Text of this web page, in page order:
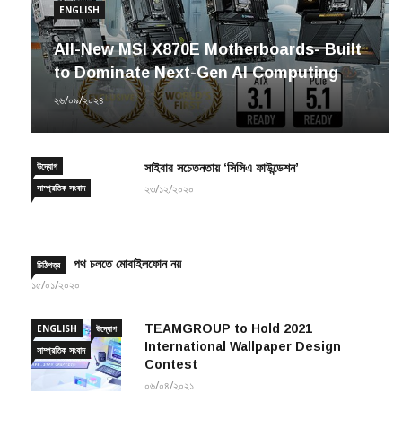
ENGLISH
All-New MSI X870E Motherboards- Built
to Dominate Next-Gen AI Computing
২৬/০৯/২০২৪
উদ্যোগ
সাম্প্রতিক সংবাদ
সাইবার সচেতনতায় ‘সিসিএ ফাউন্ডেশন’
২৩/১২/২০২০
চিঠিপত্র পথ চলতে মোবাইলফোন নয়
১৫/০১/২০২০
ENGLISH
উদ্যোগ
সাম্প্রতিক সংবাদ
TEAMGROUP to Hold 2021
International Wallpaper Design
Contest
০৬/০৪/২০২১